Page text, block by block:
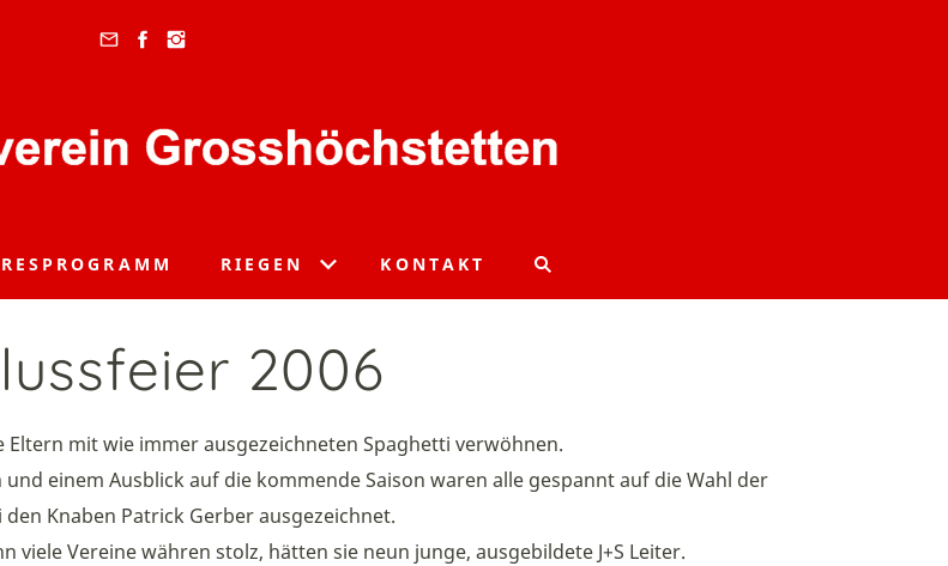
RIEGEN KONTAKT
2006
Eltern mit wie immer ausgezeichneten Spaghetti verwöhnen.
einem Ausblick auf die kommende Saison waren alle gespannt auf die Wahl der
Knaben Patrick Gerber ausgezeichnet.
Vereine währen stolz, hätten sie neun junge, ausgebildete J+S Leiter.